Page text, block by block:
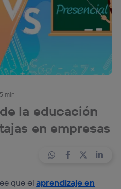
5 min
la educación
en empresas
que elaprendizaje en